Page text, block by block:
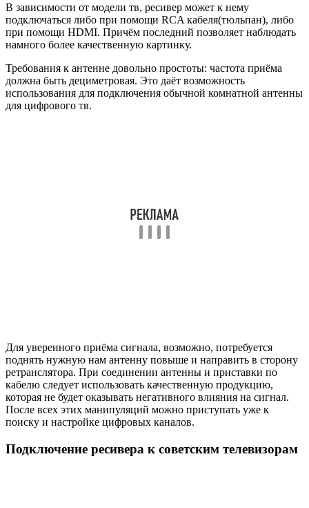
В зависимости от модели тв, ресивер может к нему
подключаться либо при помощи RCA кабеля(тюльпан), либо
при помощи HDMI. Причём последний позволяет наблюдать
намного более качественную картинку.
Требования к антенне довольно простоты: частота приёма
должна быть дециметровая. Это даёт возможность
использования для подключения обычной комнатной антенны
для цифрового тв.
Для уверенного приёма сигнала, возможно, потребуется
поднять нужную нам антенну повыше и направить в сторону
ретранслятора. При соединении антенны и приставки по
кабелю следует использовать качественную продукцию,
которая не будет оказывать негативного влияния на сигнал.
После всех этих манипуляций можно приступать уже к
поиску и настройке цифровых каналов.
Подключение ресивера к советским телевизорам